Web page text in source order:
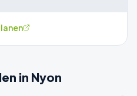
in Nyon